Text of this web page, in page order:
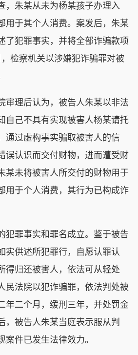
朱某从未为杨某孩子办理入
用于其个人消费。案发后，朱某
了犯罪事实，并将全部诈骗款项
检察机关以涉嫌犯诈骗罪对被
理后认为，被告人朱某以非法
自己不具有实现被害人杨某请托
通过虚构事实骗取被害人的信
误认识而交付财物，进而遭受财
某未将被害人所交付的财物用于
用于个人消费，其行为已构成诈
罪事实和罪名成立。鉴于被告
实供述所犯罪行，自愿认罪认
得归还被害人，依法可从轻处
民法院以犯诈骗罪，依法判处被
年二个月，缓刑三年，并处罚金
，被告人朱某当庭表示服从判
案件已发生法律效力。